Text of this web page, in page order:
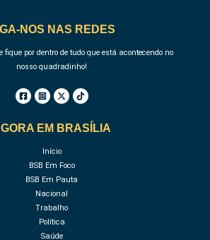
NOS NAS REDES
fique por dentro de tudo que está acontecendo no
nosso quadradinho!
EM BRASÍLIA
Início
BSB Em Foco
BSB Em Pauta
Nacional
Trabalho
Política
Saúde